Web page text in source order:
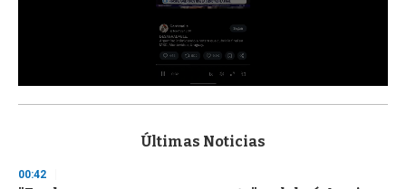
s
d
Últimas Noticias
00:42